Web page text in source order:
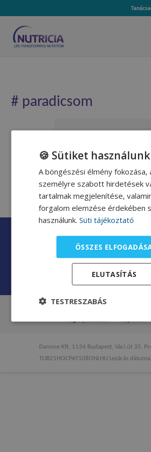
# paradicsom
Serpenyős pizza
Gyüre Eszter dietetikus receptje
A jelen weboldal általános információkat
tájékoztatás. A jelen weboldalon szereplő
az orvosi konzultációt, a vizsgálatot, a
Egészségügyi probléma esetén haladéktalanul
Jogi nyilatkozat
Kapcsolat
Danone Kft. 1134 Budapest, Váci út 35.
TUB21HOCPAT108ONLHU Lezárás
🍪 Sütiket használunk
A böngészési élmény fokozása,
személyre szabott hirdetések
tartalmak megjelenítése,
forgalom elemzése érdekében
használunk. Süti tájékoztató
ÖSSZES
ELUTASÍTÁS
TESTRESZABÁS